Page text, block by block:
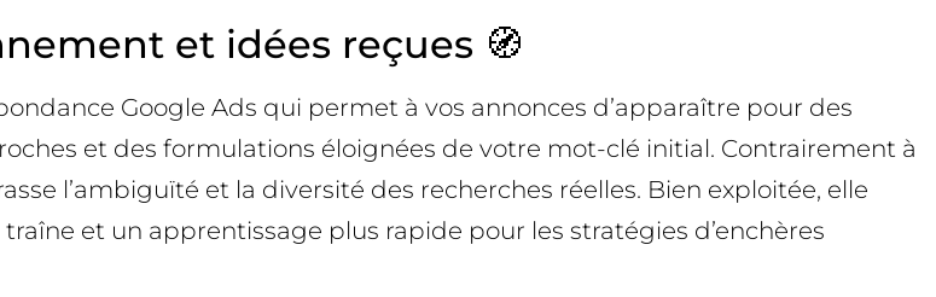
et idées reçues 🧭
Google Ads qui permet à vos annonces d’apparaître pour des
et des formulations éloignées de votre mot-clé initial. Contrairement à
l’ambiguïté et la diversité des recherches réelles. Bien exploitée, elle
et un apprentissage plus rapide pour les stratégies d’enchères